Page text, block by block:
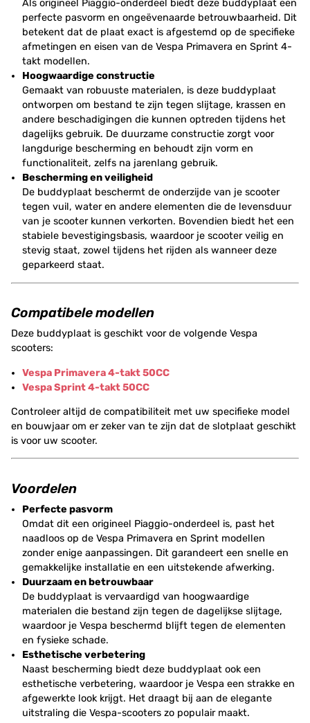
Als origineel Piaggio-onderdeel biedt deze buddyplaat een
perfecte pasvorm en ongeëvenaarde betrouwbaarheid. Dit
betekent dat de plaat exact is afgestemd op de specifieke
afmetingen en eisen van de Vespa Primavera en Sprint 4-
takt modellen.
Hoogwaardige constructie
Gemaakt van robuuste materialen, is deze buddyplaat
ontworpen om bestand te zijn tegen slijtage, krassen en
andere beschadigingen die kunnen optreden tijdens het
dagelijks gebruik. De duurzame constructie zorgt voor
langdurige bescherming en behoudt zijn vorm en
functionaliteit, zelfs na jarenlang gebruik.
Bescherming en veiligheid
De buddyplaat beschermt de onderzijde van je scooter
tegen vuil, water en andere elementen die de levensduur
van je scooter kunnen verkorten. Bovendien biedt het een
stabiele bevestigingsbasis, waardoor je scooter veilig en
stevig staat, zowel tijdens het rijden als wanneer deze
geparkeerd staat.
Compatibele modellen
Deze buddyplaat is geschikt voor de volgende Vespa
scooters:
Vespa Primavera 4-takt 50CC
Vespa Sprint 4-takt 50CC
Controleer altijd de compatibiliteit met uw specifieke model
en bouwjaar om er zeker van te zijn dat de slotplaat geschikt
is voor uw scooter.
Voordelen
Perfecte pasvorm
Omdat dit een origineel Piaggio-onderdeel is, past het
naadloos op de Vespa Primavera en Sprint modellen
zonder enige aanpassingen. Dit garandeert een snelle en
gemakkelijke installatie en een uitstekende afwerking.
Duurzaam en betrouwbaar
De buddyplaat is vervaardigd van hoogwaardige
materialen die bestand zijn tegen de dagelijkse slijtage,
waardoor je Vespa beschermd blijft tegen de elementen
en fysieke schade.
Esthetische verbetering
Naast bescherming biedt deze buddyplaat ook een
esthetische verbetering, waardoor je Vespa een strakke en
afgewerkte look krijgt. Het draagt bij aan de elegante
uitstraling die Vespa-scooters zo populair maakt.